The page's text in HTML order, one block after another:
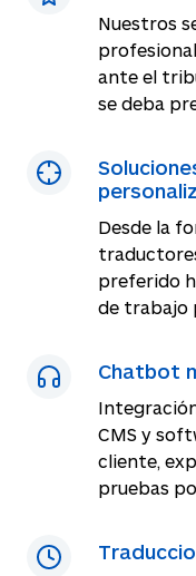
Nuestros
ante el
se deba
Desde la
preferido
de trabajo
Chatbot
CMS y
cliente,
pruebas